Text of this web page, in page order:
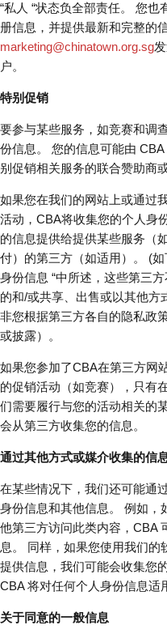
“私人 “状态负全部责任。 您
册信息，并提供最新和完整的
marketing@chinatown.org.sg
户。
特别促销
要参与某些服务，如竞赛和调
份信息。 您的信息可能由
别促销相关服务的联合赞助商
如果您在我们的网站上或通过
活动，CBA将收集您的个人身
的信息提供给提供某些服务（
付）的第三方（如适用）。 (
身份信息 “中所述，这些第三
的和/或共享、出售或以其他
非您根据第三方各自的隐私政
或披露）。
如果您参加了CBA在第三方网
的促销活动（如竞赛），只有
们需要履行与您的活动相关的
会从第三方收集您的信息。
通过其他方式或媒介收集的信
在某些情况下，我们还可能通
身份信息和其他信息。 例如，
他第三方访问此类内容，CBA
息。 同样，如果您使用我们的
提供信息，我们可能会收集您
CBA 将对任何个人身份信息适
关于同意的一般信息